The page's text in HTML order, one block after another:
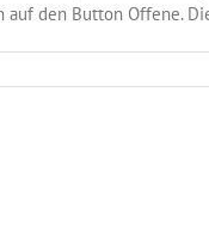
auf den Button Offene.